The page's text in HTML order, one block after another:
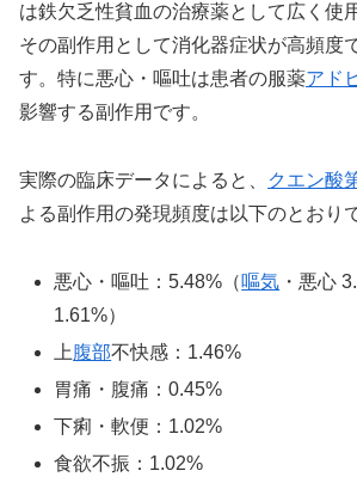
は鉄欠乏性貧血の治療薬として広く使
その副作用として消化器症状が高頻度
す。特に悪心・嘔吐は患者の服薬アド
影響する副作用です。
実際の臨床データによると、 クエン酸
よる副作用の発現頻度は以下のとおり
悪心・嘔吐：5.48%（嘔気 ・悪心
1.61%）
上腹部不快感：1.46%
胃痛・腹痛：0.45%
下痢・軟便：1.02%
食欲不振：1.02%